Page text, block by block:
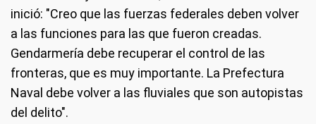
inició: "Creo que las fuerzas federales deben volver
a las funciones para las que fueron creadas.
Gendarmería debe recuperar el control de las
fronteras, que es muy importante. La Prefectura
Naval debe volver a las fluviales que son autopistas
del delito".